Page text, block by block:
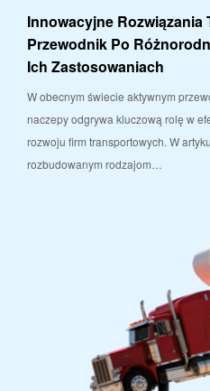
Innowacyjne Rozwiązania
Przewodnik Po
Ich Zastosowaniach
W obecnym świecie aktywnym
naczepy odgrywa kluczową rolę w
rozwoju firm transportowych. W
rozbudowanym rodzajom…